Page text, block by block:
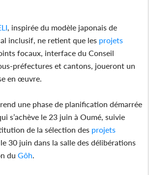
, inspirée du modèle japonais de
inclusif, ne retient que les projets
focaux, interface du Conseil
préfectures et cantons, joueront un
en œuvre.
une phase de planification démarrée
s’achève le 23 juin à Oumé, suivie
de la sélection des projets
30 juin dans la salle des délibérations
du Gôh